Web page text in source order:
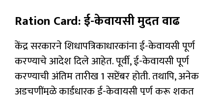
Ration Card: ई-केवायसी मुदत वाढ
केंद्र सरकारने शिधापत्रिकाधारकांना ई-केवायसी पूर्ण
करण्याचे आदेश दिले आहेत. पूर्वी, ई-केवायसी पूर्ण
करण्याची अंतिम तारीख 1 सप्टेंबर होती. तथापि, अनेक
अडचणींमुळे कार्डधारक ई-केवायसी पूर्ण करू शकत